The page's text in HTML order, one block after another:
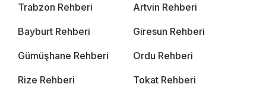
Trabzon Rehberi Artvin Rehberi
Bayburt Rehberi Giresun Rehberi
Gümüşhane Rehberi Ordu Rehberi
Rize Rehberi Tokat Rehberi